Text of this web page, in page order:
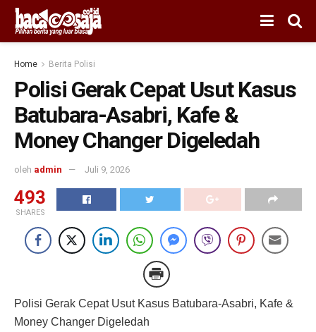
Home Berita Polisi
Polisi Gerak Cepat Usut Kasus
Batubara-Asabri, Kafe &
Money Changer Digeledah
oleh admin Juli 9, 2026
493
SHARES
Polisi Gerak Cepat Usut Kasus Batubara-Asabri, Kafe &
Money Changer Digeledah